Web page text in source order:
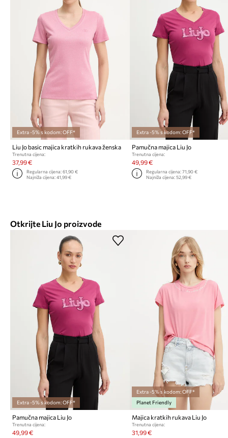
Extra -5% s kodom: OFF*
Liu Jo basic majica kratkih rukava ženska
Trenutna cijena:
37,99 €
Regularna cijena:61,90 €
Najniža cijena:41,99 €
Extra -5% s kodom: OFF*
Pamučna majica Liu Jo
Trenutna cijena:
49,99 €
Regularna cijena: 71,90 €
Najniža cijena: 52,99 €
Otkrijte Liu Jo proizvode
Extra -5% s kodom: OFF*
Pamučna majica Liu Jo
Trenutna cijena:
49,99 €
Extra -5% s kodom: OFF*
Planet Friendly
Majica kratkih rukava Liu Jo
Trenutna cijena:
31,99 €